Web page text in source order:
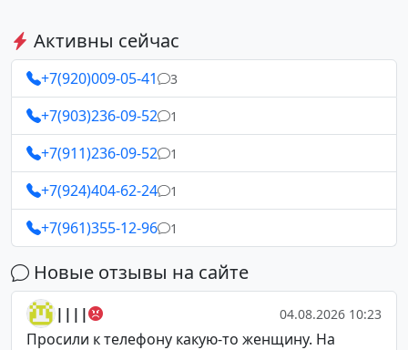
Активны сейчас
+7(920)009-05-41 3
+7(903)236-09-52 1
+7(911)236-09-52 1
+7(924)404-62-24 1
+7(961)355-12-96 1
Новые отзывы на сайте
|||| 04.08.2026 10:23
Просили к телефону какую-то женщину. На